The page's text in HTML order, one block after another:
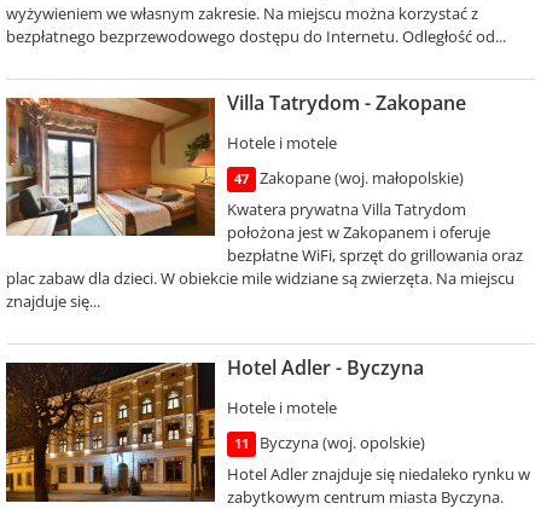
wyżywieniem we własnym zakresie. Na miejscu można korzystać z
bezpłatnego bezprzewodowego dostępu do Internetu. Odległość od...
Villa Tatrydom - Zakopane
Hotele i motele
47
Zakopane (woj. małopolskie)
Kwatera prywatna Villa Tatrydom
położona jest w Zakopanem i oferuje
bezpłatne WiFi, sprzęt do grillowania oraz
plac zabaw dla dzieci. W obiekcie mile widziane są zwierzęta. Na miejscu
znajduje się...
Hotel Adler - Byczyna
Hotele i motele
11
Byczyna (woj. opolskie)
Hotel Adler znajduje się niedaleko rynku w
zabytkowym centrum miasta Byczyna.